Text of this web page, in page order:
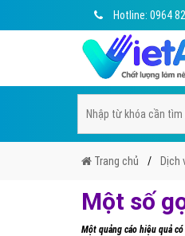
Hotline: 0964
Trang chủ Dịch
Một số
Một quảng cáo hiệu quả